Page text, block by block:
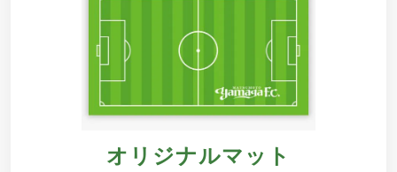
オリジナルマット